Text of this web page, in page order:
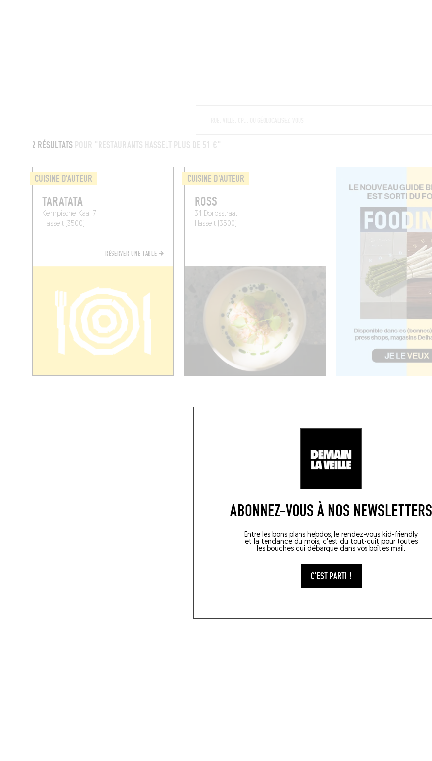
ABONNEZ-VOUS À NOS NEWSLETTERS
Entre les bons plans hebdos, le rendez-vous kid-friendly
et la tendance du mois, c'est du tout-cuit pour toutes
les bouches qui débarque dans vos boîtes mail.
C'EST PARTI !
2 RÉSULTATS POUR "RESTAURANTS HASSELT PLUS DE 51 €"
CUISINE D'AUTEUR
TARATATA
Kempische Kaai 7
Hasselt (3500)
RÉSERVER UNE TABLE
CUISINE D'AUTEUR
ROSS
34 Dorpsstraat
Hasselt (3500)